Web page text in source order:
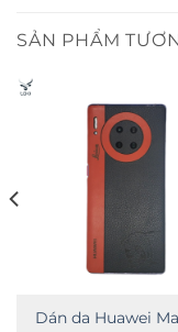
SẢN PHẨM
Dán da Huawei